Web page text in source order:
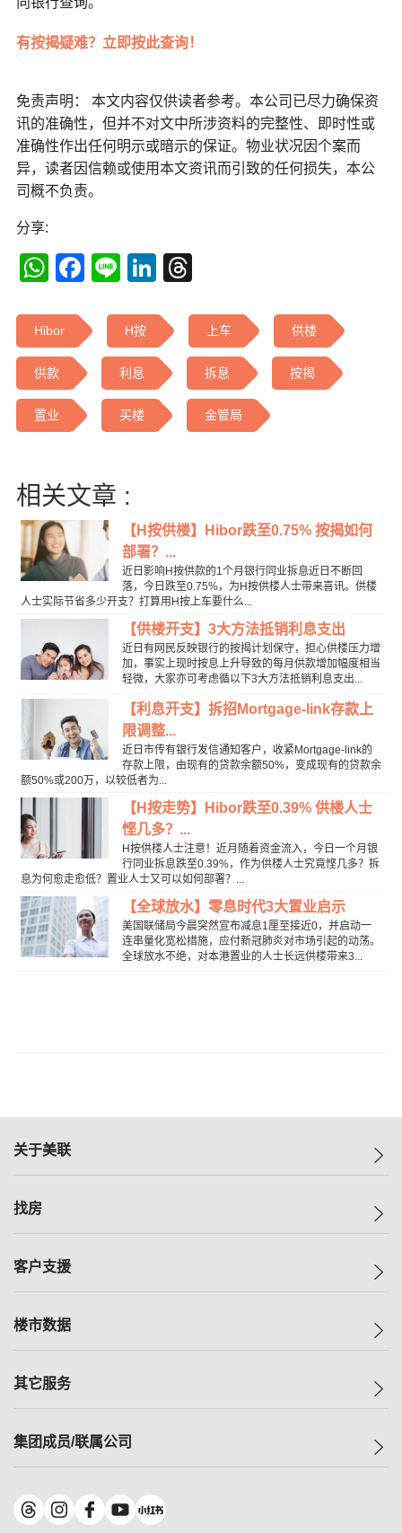
有按揭疑难？立即按此查询！
免责声明： 本文内容仅供读者参考。本公司已尽力确保资
讯的准确性，但并不对文中所涉资料的完整性、即时性或
准确性作出任何明示或暗示的保证。物业状况因个案而
异，读者因信赖或使用本文资讯而引致的任何损失，本公
司概不负责。
分享:
WhatsApp
Facebook
LineLinkedIn
Threads
Hibor H按 上车 供楼
供款 利息 拆息 按揭
置业 买楼 金管局
相关文章 :
【H按供楼】Hibor跌至0.75% 按揭如何
部署？...
近日影响H按供款的1个月银行同业拆息近日不断回
落，今日跌至0.75%，为H按供楼人士带来喜讯。供楼
人士实际节省多少开支？打算用H按上车要什么...
【供楼开支】3大方法抵销利息支出
近日有网民反映银行的按揭计划保守，担心供楼压力增
加，事实上现时按息上升导致的每月供款增加幅度相当
轻微，大家亦可考虑循以下3大方法抵销利息支出...
【利息开支】拆招Mortgage-link存款上
限调整...
近日市传有银行发信通知客户，收紧Mortgage-link的
存款上限，由现有的贷款余额50%，变成现有的贷款余
额50%或200万，以较低者为...
【H按走势】Hibor跌至0.39% 供楼人士
悭几多？...
H按供楼人士注意！近月随着资金流入，今日一个月银
行同业拆息跌至0.39%，作为供楼人士究竟悭几多？拆
息为何愈走愈低？置业人士又可以如何部署？...
【全球放水】零息时代3大置业启示
美国联储局今晨突然宣布减息1厘至接近0，并启动一
连串量化宽松措施，应付新冠肺炎对市场引起的动荡。
全球放水不绝，对本港置业的人士长远供楼带来3...
关于美联
美联集团
人才招募
找房
一手新房
减价
美联豪宅
独家楼盘
租房
客户支援
自助放盘
查询热线
按揭计算机
负担能力计算机
转按计算机
缴款方式
楼市数据
指数
历史成交
小区成交排行榜
地区百科
其它服务
小区专页
美联精英会
集团成员/联属公司
美联物业
鋑联控股*